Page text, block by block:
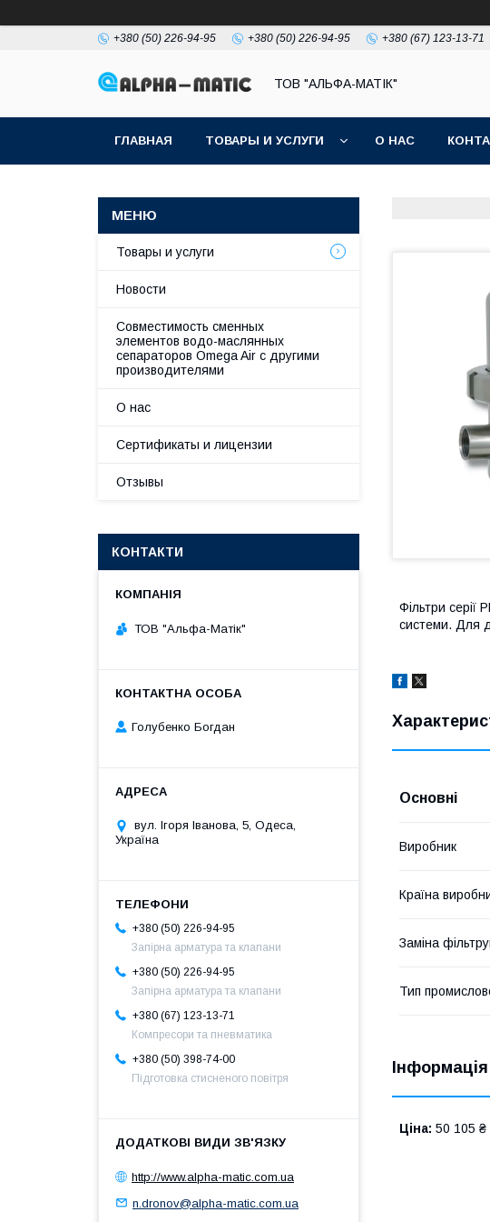
+380 (50) 226-94-95 +380 (50) 226-94-95 +380 (67) 123-13-71
ТОВ "АЛЬФА-МАТІК"
ГЛАВНАЯ ТОВАРЫ И УСЛУГИ О НАС
Фільтри серії
системи. Для
Основні
Виробник
Країна
Заміна
Тип
Ціна: 50 105 ₴
Товары и услуги
Новости
Совместимость сменных
элементов водо-маслянных
сепараторов Omega Air с другими
производителями
О нас
Сертификаты и лицензии
Отзывы
КОНТАКТИ
ТОВ "Альфа-Матік"
Голубенко Богдан
вул. Ігоря Іванова, 5, Одеса,
Україна
+380 (50) 226-94-95
Запірна арматура та клапани
+380 (50) 226-94-95
Запірна арматура та клапани
+380 (67) 123-13-71
Компресори та пневматика
+380 (50) 398-74-00
Підготовка стисненого повітря
http://www.alpha-matic.com.ua
n.dronov@alpha-matic.com.ua